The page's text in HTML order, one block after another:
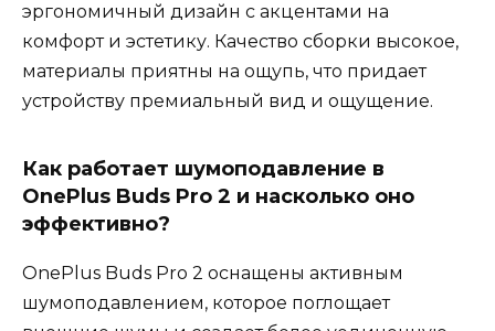
эргономичный дизайн с акцентами на
комфорт и эстетику. Качество сборки высокое,
материалы приятны на ощупь, что придает
устройству премиальный вид и ощущение.
Как работает шумоподавление в
OnePlus Buds Pro 2 и насколько оно
эффективно?
OnePlus Buds Pro 2 оснащены активным
шумоподавлением, которое поглощает